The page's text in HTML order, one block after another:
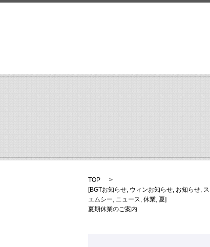
TOP
[BGTお知らせ, ウィンお知らせ, お知らせ,
エムシー, ニュース, 休業, 夏]
夏期休業のご案内